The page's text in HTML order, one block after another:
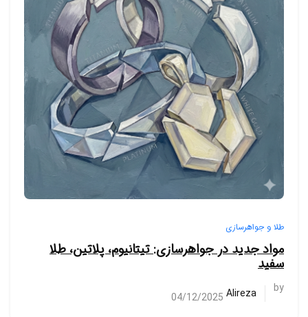
طلا و جواهرسازی
مواد جدید در جواهرسازی: تیتانیوم، پلاتین، طلا
سفید
by
Alireza
04/12/2025